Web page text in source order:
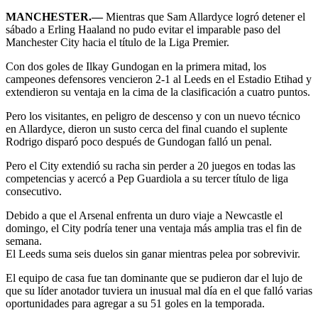
MANCHESTER.—Mientras que Sam Allardyce logró detener el
sábado a Erling Haaland no pudo evitar el imparable paso del
Manchester City hacia el título de la Liga Premier.
Con dos goles de Ilkay Gundogan en la primera mitad, los
campeones defensores vencieron 2-1 al Leeds en el Estadio Etihad y
extendieron su ventaja en la cima de la clasificación a cuatro puntos.
Pero los visitantes, en peligro de descenso y con un nuevo técnico
en Allardyce, dieron un susto cerca del final cuando el suplente
Rodrigo disparó poco después de Gundogan falló un penal.
Pero el City extendió su racha sin perder a 20 juegos en todas las
competencias y acercó a Pep Guardiola a su tercer título de liga
consecutivo.
Debido a que el Arsenal enfrenta un duro viaje a Newcastle el
domingo, el City podría tener una ventaja más amplia tras el fin de
semana.
El Leeds suma seis duelos sin ganar mientras pelea por sobrevivir.
El equipo de casa fue tan dominante que se pudieron dar el lujo de
que su líder anotador tuviera un inusual mal día en el que falló varias
oportunidades para agregar a su 51 goles en la temporada.